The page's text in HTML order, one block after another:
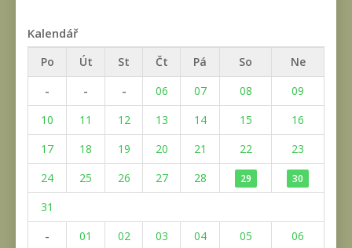
Kalendář
Po Út St Čt Pá So
Ne
-
- - 06 07 08
09
10
11 12 13 14 15
16
17
18 19 20 21 22
23
24
25 26 27 28 29 30
31
-
01 02 03 04 05 06